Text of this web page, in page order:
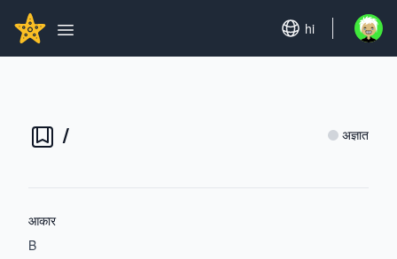
GITHUBSTAR
Open main menu
Set language
hi Open
/ अज्ञात
आकार
B